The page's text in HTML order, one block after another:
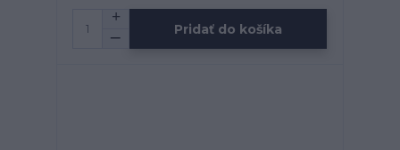
Pridať do košíka